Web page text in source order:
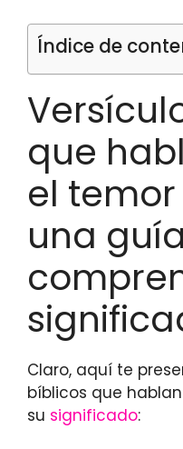
Índice de
que
el temor
una
Claro, aquí te
bíblicos que
su significado: